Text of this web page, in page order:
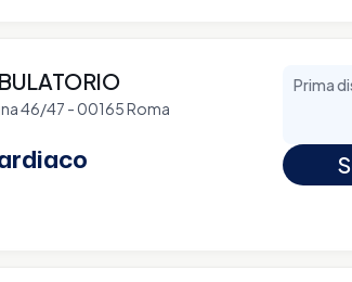
46/47 - 00165 Roma
Prima